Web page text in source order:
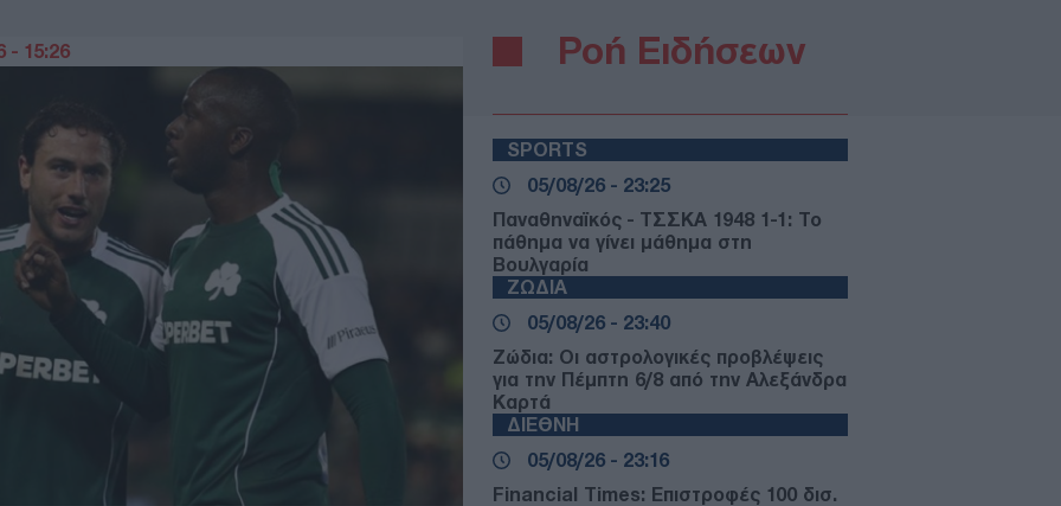
- 15:26 Ροή Ειδήσεων
SPORTS
05/08/26 - 23:25
Παναθηναϊκός - ΤΣΣΚΑ 1948 1-1: Το
πάθημα να γίνει μάθημα στη
Βουλγαρία
ΖΩΔΙΑ
05/08/26 - 23:40
Ζώδια: Οι αστρολογικές προβλέψεις
για την Πέμπτη 6/8 από την Αλεξάνδρα
Καρτά
ΔΙΕΘΝΗ
05/08/26 - 23:16
Financial Times: Επιστροφές 100 δισ.